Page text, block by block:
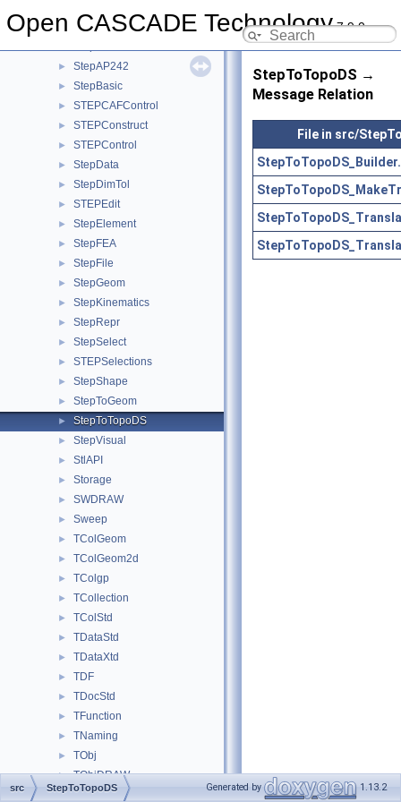
Open CASCADE Technology7.9.0
StepAP209
► StepAP242
► StepBasic
► STEPCAFControl
► STEPConstruct
► STEPControl
► StepData
► StepDimTol
► STEPEdit
► StepElement
► StepFEA
► StepFile
► StepGeom
► StepKinematics
► StepRepr
► StepSelect
► STEPSelections
► StepShape
► StepToGeom
► StepToTopoDS
► StepVisual
► StlAPI
► Storage
► SWDRAW
► Sweep
► TColGeom
► TColGeom2d
► TColgp
► TCollection
► TColStd
► TDataStd
► TDataXtd
► TDF
► TDocStd
► TFunction
► TNaming
► TObj
► TObjDRAW
► TopAbs
StepToTopoDS →
Message Relation
File in src/
src StepToTopoDS Generated by 1.13.2